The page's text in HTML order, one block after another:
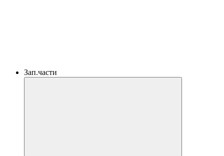
Зап.части